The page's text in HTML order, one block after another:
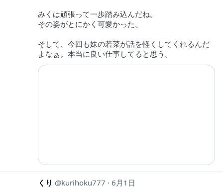
みくは頑張って一歩踏み込んだね。
その姿がとにかく可愛かった。
そして、今回も妹の若菜が話を軽くしてくれるんだ
よなぁ。本当に良い仕事してると思う。
くり kurihoku777
6月1日